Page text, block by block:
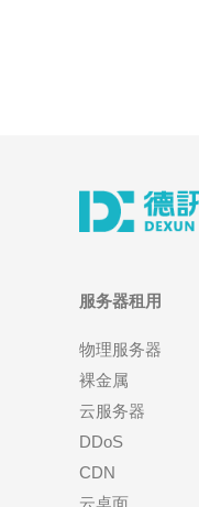
服务器租用
物理服务器
裸金属
云服务器
DDoS
CDN
云桌面